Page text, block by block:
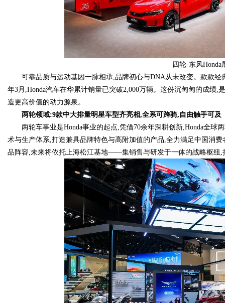
四轮-东风
可靠品质与运动基因一脉相承,品牌初心与DNA从未改变。款款
年3月,Honda汽车在华累计销量已突破2,000万辆。这份沉甸甸的成绩
造更高价值的动力源泉。
两轮领域:9款中大排量明星车型齐亮相,全系可跨骑,自由触手可及
两轮车事业是Honda事业的起点,凭借70余年深耕创新,Honda全球
术与生产体系,打造兼具品牌特色与高附加值的产品,全力满足中国消
品阵容,未来将依托上海松江基地——集销售与研发于一体的战略枢纽